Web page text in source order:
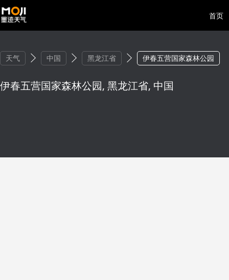
首页
天气 中国 黑龙江省 伊春五营国家森林公园
伊春五营国家森林公园, 黑龙江省, 中国